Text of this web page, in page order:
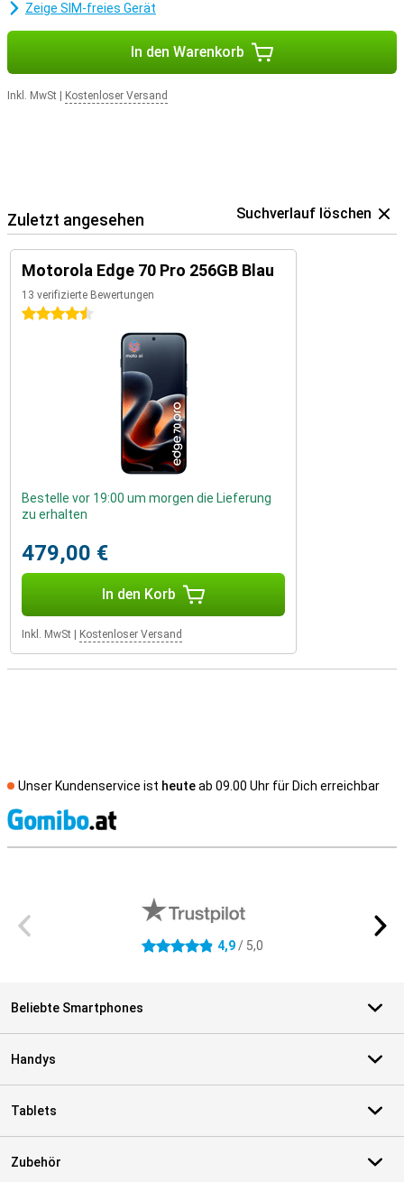
Zeige SIM-freies Gerät
In den Warenkorb
Inkl. MwSt Kostenloser Versand
Zuletzt angesehen Suchverlauf löschen
Motorola Edge 70 Pro 256GB Blau
13 verifizierte Bewertungen
4.5 Sterne
Bestelle vor 19:00 um morgen die Lieferung
zu erhalten
479,00 €
In den Korb
Inkl. MwSt Kostenloser Versand
Unser Kundenservice ist heuteab 09.00 Uhr für Dich erreichbar
4.9 Sterne 4,9/ 5,0
Beliebte Smartphones
Handys
Tablets
Zubehör